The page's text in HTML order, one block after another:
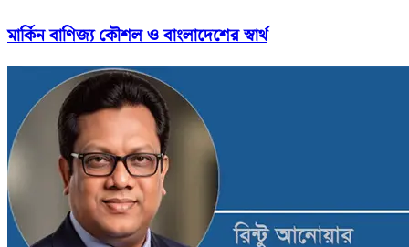
মার্কিন বাণিজ্য কৌশল ও বাংলাদেশের স্বার্থ